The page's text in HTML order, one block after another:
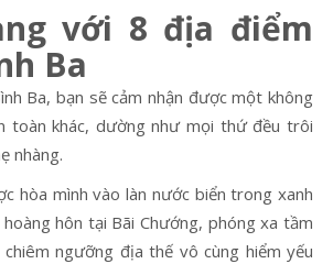
với 8 địa điểm
Ba
Ba, bạn sẽ cảm nhận được một không
toàn khác, dường như mọi thứ đều trôi
nhàng.
hòa mình vào làn nước biển trong xanh
hôn tại Bãi Chướng, phóng xa tầm
ngưỡng địa thế vô cùng hiểm yếu